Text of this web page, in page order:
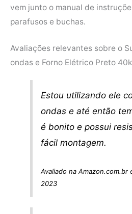
vem junto o manual de
parafusos e buchas.
Avaliações relevantes sobre o
ondas e Forno Elétrico Preto
Estou utilizando ele
ondas e até então
é bonito e possui
fácil montagem.
Avaliado na Amazon.com.br
2023